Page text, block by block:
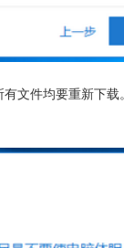
文件均要重新下载。